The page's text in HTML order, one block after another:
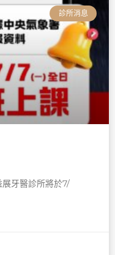
診所消息
牙醫診所將於7/